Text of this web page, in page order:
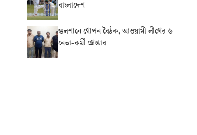
বাংলাদেশ
গুলশানে গোপন বৈঠক, আওয়ামী লীগের ৬
নেতা-কর্মী গ্রেপ্তার